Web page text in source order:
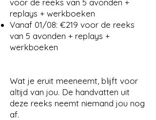
voor de reeks van 5 avonden +
replays + werkboeken
Vanaf 01/08: €219 voor de reeks
van 5 avonden + replays +
werkboeken
Wat je eruit meeneemt, blijft voor
altijd van jou. De handvatten uit
deze reeks neemt niemand jou nog
af.